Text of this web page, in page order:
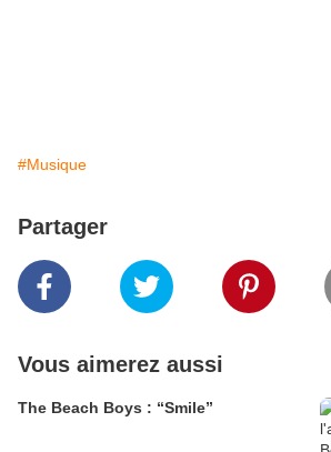
#Musique
Partager
Vous aimerez aussi
The Beach Boys : “Smile”